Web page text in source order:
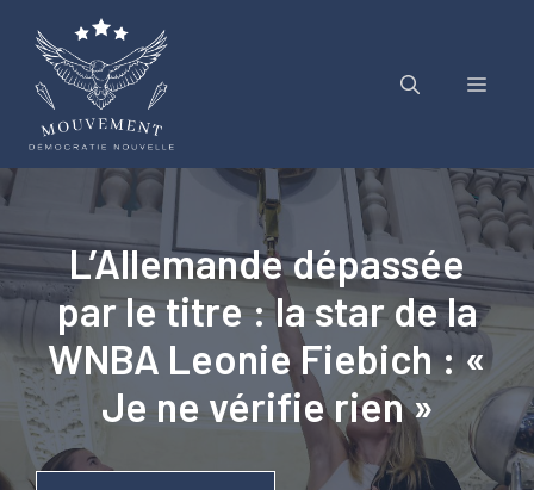
contenu
Menu
L’Allemande dépassée
par le titre : la star de la
WNBA Leonie Fiebich : «
Je ne vérifie rien »